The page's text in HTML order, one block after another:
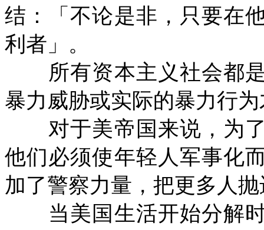
结：「不论是非，只要在
利者」。
所有资本主义社会都是
暴力威胁或实际的暴力行
对于美帝国来说，为了
他们必须使年轻人军事化
加了警察力量，把更多人
当美国生活开始分解时